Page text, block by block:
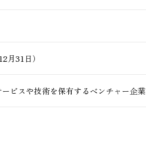
月31日）
ビスや技術を保有するベンチャー企業